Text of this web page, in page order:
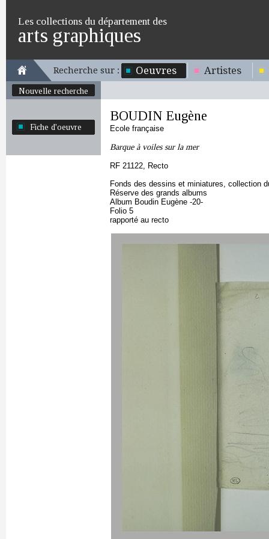
Les collections du département des
arts graphiques
Recherche sur : Oeuvres Artistes
Nouvelle recherche
Fiche d'oeuvre
BOUDIN Eugène
Ecole française
Barque à voiles sur la mer
RF 21122, Recto
Fonds des dessins et miniatures, collection
Réserve des grands albums
Album Boudin Eugène -20-
Folio 5
rapporté au recto